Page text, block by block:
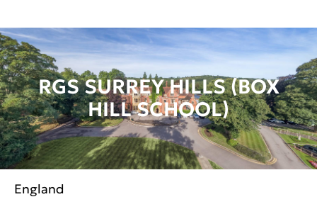
RGS SURREY HILLS (BOX
HILL SCHOOL)
England